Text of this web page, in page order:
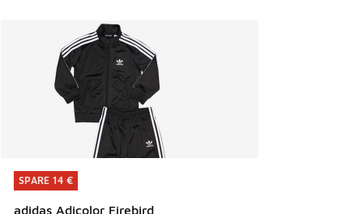
SPARE 14 €
adidas Adicolor Firebird
SPARE 14 €